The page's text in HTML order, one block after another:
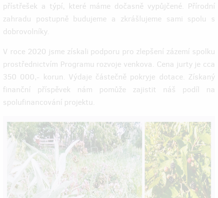
přístřešek a týpí, které máme dočasně vypůjčené. Přírodní
zahradu postupně budujeme a zkrášlujeme sami spolu s
dobrovolníky.
V roce 2020 jsme získali podporu pro zlepšení zázemí spolku
prostřednictvím Programu rozvoje venkova. Cena jurty je cca
350 000,- korun. Výdaje částečně pokryje dotace. Získaný
finanční příspěvek nám pomůže zajistit náš podíl na
spolufinancování projektu.